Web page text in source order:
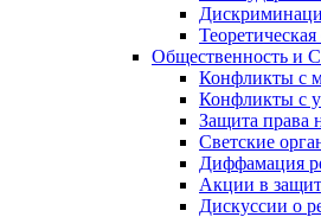
Теоретическая
Общественность и
Конфликты с
Конфликты с
Защита права
Светские
Диффамация
Акции в
Дискуссии о